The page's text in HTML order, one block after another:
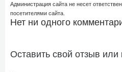
Администрация сайта не несет
посетителями сайта.
Нет ни одного
Оставить свой отзыв или